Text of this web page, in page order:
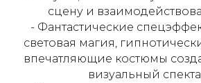
сцену и
- Фантастические
световая магия,
впечатляющие костюмы
визуальный